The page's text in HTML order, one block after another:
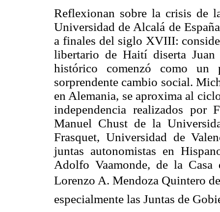
Reflexionan sobre la crisis de
Universidad de Alcalá de
a finales del siglo XVIII:
libertario de Haití diserta
histórico comenzó como
sorprendente cambio social.
en Alemania, se aproxima al
independencia realizados
Manuel Chust de la
Frasquet, Universidad de
juntas autonomistas en
Adolfo Vaamonde, de la
Lorenzo A. Mendoza Quintero
especialmente las Juntas de